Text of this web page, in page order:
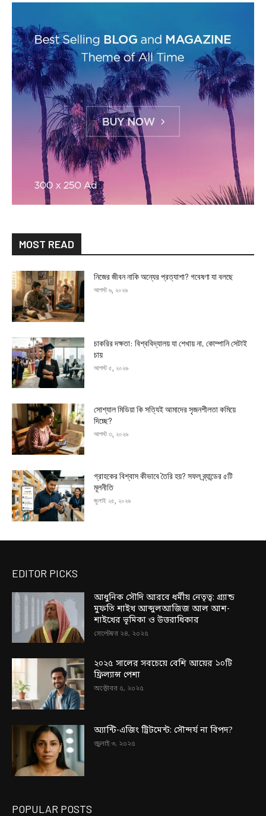
MOST READ
নিজের জীবন নাকি অন্যের প্রত্যাশা? গবেষণা যা বলছে
আগস্ট ৬, ২০২৬
চাকরির দক্ষতা: বিশ্ববিদ্যালয় যা শেখায় না, কোম্পানি সেটাই
চায়
আগস্ট ৫, ২০২৬
সোশ্যাল মিডিয়া কি সত্যিই আমাদের সৃজনশীলতা কমিয়ে
দিচ্ছে?
আগস্ট ৩, ২০২৬
গ্রাহকের বিশ্বাস কীভাবে তৈরি হয়? সফল ব্র্যান্ডের ৫টি
মূলনীতি
জুলাই ২৫, ২০২৬
EDITOR PICKS
আধুনিক সৌদি আরবে ধর্মীয় নেতৃত্ব: গ্র্যান্ড
মুফতি শাইখ আব্দুলআজিজ আল আশ-
শাইখের ভূমিকা ও উত্তরাধিকার
সেপ্টেম্বর ২৪, ২০২৫
২০২৫ সালের সবচেয়ে বেশি আয়ের ১০টি
ফ্রিল্যান্স পেশা
অক্টোবর ৫, ২০২৫
অ্যান্টি-এজিং ট্রিটমেন্ট: সৌন্দর্য না বিপদ?
জুলাই ৩, ২০২৫
POPULAR POSTS